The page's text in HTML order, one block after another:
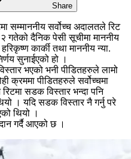
Share
सम्माननीय सर्वोच्च अदालतले रिट
दैनिक पेसी सूचीमा माननीय
कार्की तथा माननीय न्या.
सुनाईएको हो ।
भएको भनी पीडितहरुले लामो
क्रममा पीडितहरुले सर्वोच्चमा
सडक विस्तार भन्दा पनि
। यदि सडक विस्तार नै गर्नु परे
थियो ।
गर्दै आएको छ ।